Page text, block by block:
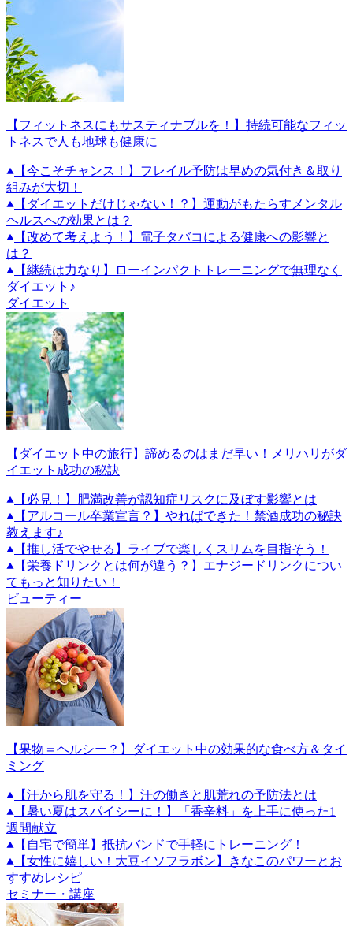
【フィットネスにもサスティナブルを！】持続可能なフィッ
トネスで人も地球も健康に
【今こそチャンス！】フレイル予防は早めの気付き＆取り
組みが大切！
【ダイエットだけじゃない！？】運動がもたらすメンタル
ヘルスへの効果とは？
【改めて考えよう！】電子タバコによる健康への影響と
は？
【継続は力なり】ローインパクトトレーニングで無理なく
ダイエット♪
ダイエット
【ダイエット中の旅行】諦めるのはまだ早い！メリハリがダ
イエット成功の秘訣
【必見！】肥満改善が認知症リスクに及ぼす影響とは
【アルコール卒業宣言？】やればできた！禁酒成功の秘訣
教えます♪
【推し活でやせる】ライブで楽しくスリムを目指そう！
【栄養ドリンクとは何が違う？】エナジードリンクについ
てもっと知りたい！
ビューティー
【果物＝ヘルシー？】ダイエット中の効果的な食べ方＆タイ
ミング
【汗から肌を守る！】汗の働きと肌荒れの予防法とは
【暑い夏はスパイシーに！】「香辛料」を上手に使った1
週間献立
【自宅で簡単】抵抗バンドで手軽にトレーニング！
【女性に嬉しい！大豆イソフラボン】きなこのパワーとお
すすめレシピ
セミナー・講座